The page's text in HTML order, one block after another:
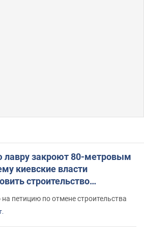
лавру закроют 80-метровым
киевские власти
строительство
верующего"
петицию по отмене строительства